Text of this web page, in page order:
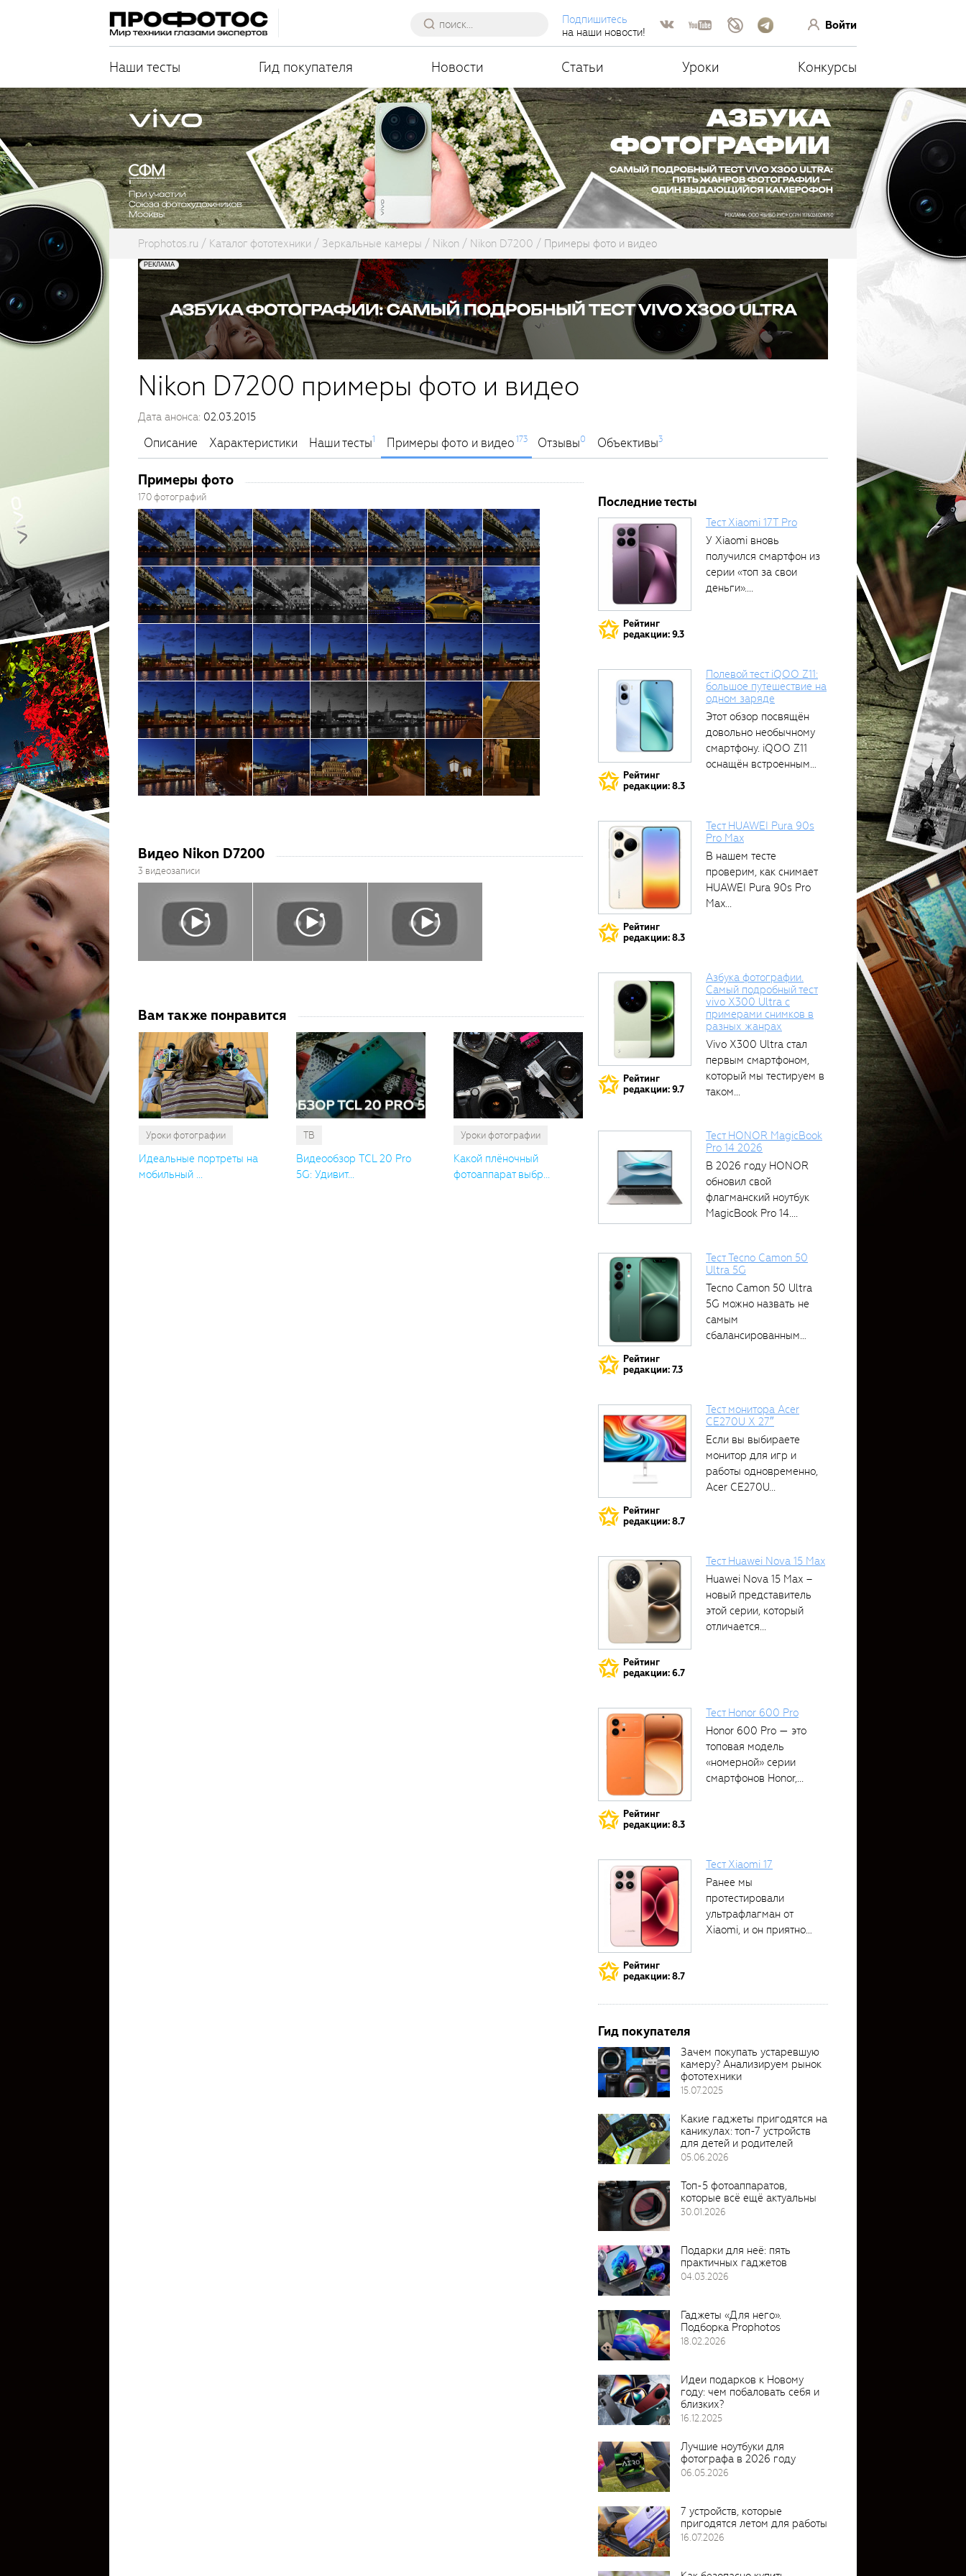
Подпишитесь
на наши новости!
Войти
Наши тесты Гид покупателя Новости Статьи Уроки Конкурсы
Prophotos.ru Каталог фототехники Зеркальные камеры Nikon Nikon D7200 Примеры фото и видео
Nikon D7200 примеры фото и видео
Дата анонса: 02.03.2015
Описание Характеристики Наши тесты1 Примеры фото и видео173 Отзывы0 Объективы3
Примеры фото
170 фотографий
Видео Nikon D7200
3 видеозаписи
Вам также понравится
Уроки фотографии
Идеальные портреты на
мобильный ...
ТВ
Видеообзор TCL 20 Pro
5G: Удивит...
Уроки фотографии
Какой плёночный
фотоаппарат выбр...
Последние тесты
Рейтинг
редакции: 9.3
Тест Xiaomi 17T Pro
У Xiaomi вновь
получился смартфон из
серии «топ за свои
деньги»....
Рейтинг
редакции: 8.3
Полевой тест iQOO Z11:
большое путешествие на
одном заряде
Этот обзор посвящён
довольно необычному
смартфону. iQOO Z11
оснащён встроенным
Рейтинг
редакции: 8.3
Тест HUAWEI Pura 90s
Pro Max
В нашем тесте
проверим, как снимает
HUAWEI Pura 90s Pro
Max...
Рейтинг
редакции: 9.7
Азбука фотографии.
Самый подробный тест
vivo X300 Ultra с
примерами снимков в
разных жанрах
Vivo X300 Ultra стал
первым смартфоном,
который мы тестируем в
таком...
Тест HONOR MagicBook
Pro 14 2026
В 2026 году HONOR
обновил свой
флагманский ноутбук
MagicBook Pro 14....
Рейтинг
редакции: 7.3
Тест Tecno Camon 50
Ultra 5G
Tecno Camon 50 Ultra
5G можно назвать не
самым
сбалансированным
Рейтинг
редакции: 8.7
Тест монитора Acer
CE270U X 27″
Если вы выбираете
монитор для игр и
работы одновременно,
Acer CE270U...
Рейтинг
редакции: 6.7
Тест Huawei Nova 15 Max
Huawei Nova 15 Max –
новый представитель
этой серии, который
отличается...
Рейтинг
редакции: 8.3
Тест Honor 600 Pro
Honor 600 Pro — это
топовая модель
«номерной» серии
смартфонов Honor,...
Рейтинг
редакции: 8.7
Тест Xiaomi 17
Ранее мы
протестировали
ультрафлагман от
Xiaomi, и он приятно
Гид покупателя
Зачем покупать устаревшую
камеру? Анализируем рынок
фототехники
15.07.2025
Какие гаджеты пригодятся на
каникулах: топ-7 устройств
для детей и родителей
05.06.2026
Топ-5 фотоаппаратов,
которые всё ещё актуальны
30.01.2026
Подарки для неё: пять
практичных гаджетов
04.03.2026
Гаджеты «Для него».
Подборка Prophotos
18.02.2026
Идеи подарков к Новому
году: чем побаловать себя и
близких?
16.12.2025
Лучшие ноутбуки для
фотографа в 2026 году
06.05.2026
7 устройств, которые
пригодятся летом для работы
16.07.2026